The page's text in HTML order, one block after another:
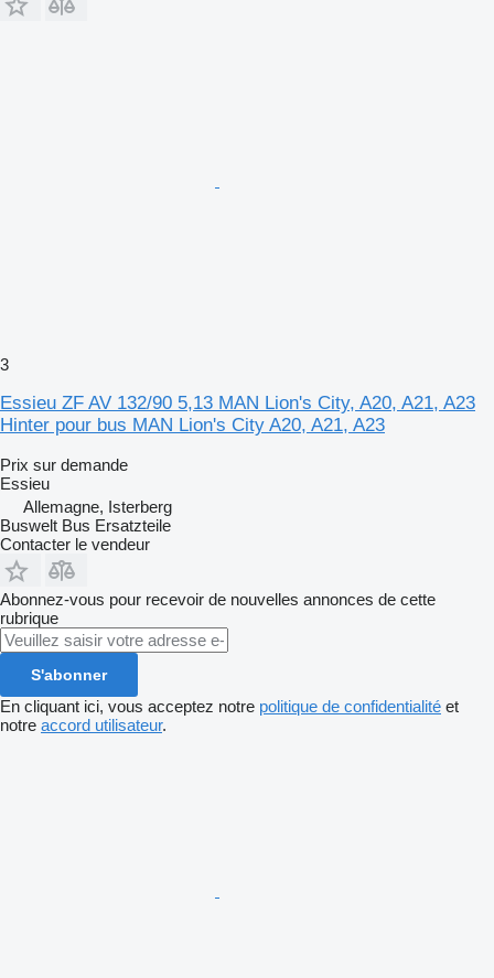
3
Essieu ZF AV 132/90 5,13 MAN Lion's City, A20, A21, A23
Hinter pour bus MAN Lion's City A20, A21, A23
Prix sur demande
Essieu
Allemagne, Isterberg
Buswelt Bus Ersatzteile
Contacter le vendeur
Abonnez-vous pour recevoir de nouvelles annonces de cette
rubrique
S'abonner
En cliquant ici, vous acceptez notre politique de confidentialité et
notre accord utilisateur.